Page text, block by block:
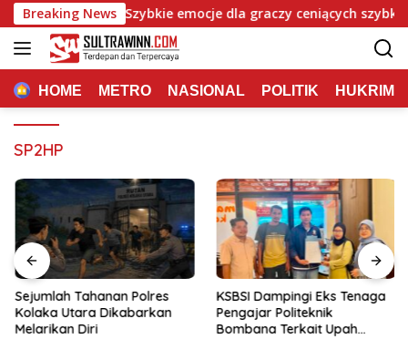
Langsung
ke
konten
Breaking News
Mafia Casino: Szybkie emocje dla graczy ceniących szybkie
HOME METRO NASIONAL POLITIK HUKRIM
SP2HP
Sejumlah Tahanan Polres
Kolaka Utara Dikabarkan
Melarikan Diri
KSBSI Dampingi Eks Tenaga
Pengajar Politeknik
Bombana Terkait Upah